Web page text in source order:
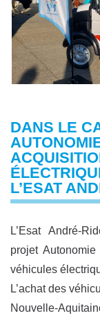
DANS LE
L’ESAT
L’Esat André-
projet
véhicules
L’achat des
Nouvelle-